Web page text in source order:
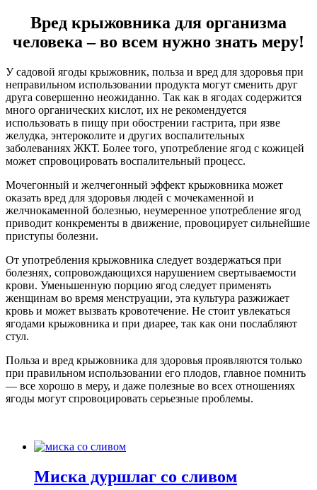
Вред крыжовника для организма
человека – во всем нужно знать меру!
У садовой ягоды крыжовник, польза и вред для здоровья при
неправильном использовании продукта могут сменить друг
друга совершенно неожиданно. Так как в ягодах содержится
много органических кислот, их не рекомендуется
использовать в пищу при обострении гастрита, при язве
желудка, энтероколите и других воспалительных
заболеваниях ЖКТ. Более того, употребление ягод с кожицей
может спровоцировать воспалительный процесс.
Мочегонный и желчегонный эффект крыжовника может
оказать вред для здоровья людей с мочекаменной и
желчнокаменной болезнью, неумеренное употребление ягод
приводит конкременты в движение, провоцирует сильнейшие
приступы болезни.
От употребления крыжовника следует воздержаться при
болезнях, сопровождающихся нарушением свертываемости
крови. Уменьшенную порцию ягод следует применять
женщинам во время менструации, эта культура разжижает
кровь и может вызвать кровотечение. Не стоит увлекаться
ягодами крыжовника и при диарее, так как они послабляют
стул.
Польза и вред крыжовника для здоровья проявляются только
при правильном использовании его плодов, главное помнить
— все хорошо в меру, и даже полезные во всех отношениях
ягоды могут спровоцировать серьезные проблемы.
Миска дуршлаг со сливом